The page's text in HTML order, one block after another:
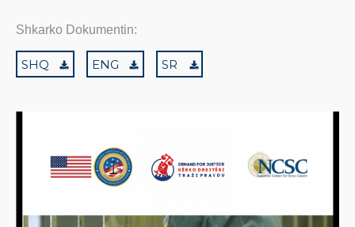
Shkarko Dokumentin:
SHQ ENG SR